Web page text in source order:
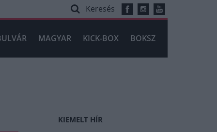
Keresés
MAGYAR KICK-BOX BOKSZ
KIEMELT HÍR